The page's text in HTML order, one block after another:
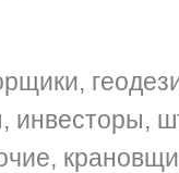
инвесторы,